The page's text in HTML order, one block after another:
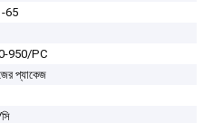
65
950/PC
প্যাকেজ